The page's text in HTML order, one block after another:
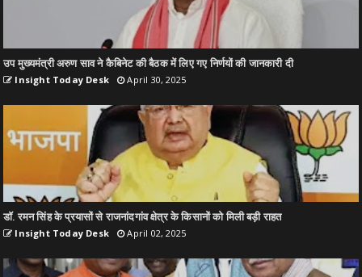
उप मुख्यमंत्री अरुण साव ने कैबिनेट की बैठक में लिए गए निर्णयों की जानकारी दी
Insight Today Desk April 30, 2025
डॉ. रमन सिंह के प्रयासों से राजनांदगांव क्षेत्र के किसानों को मिली बड़ी राहत
Insight Today Desk April 02, 2025